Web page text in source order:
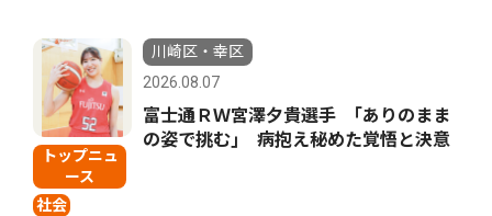
トップニュ
ース
社会
川崎区・幸区
2026.08.07
富士通ＲＷ宮澤夕貴選手 ｢ありのまま
の姿で挑む｣ 病抱え秘めた覚悟と決意